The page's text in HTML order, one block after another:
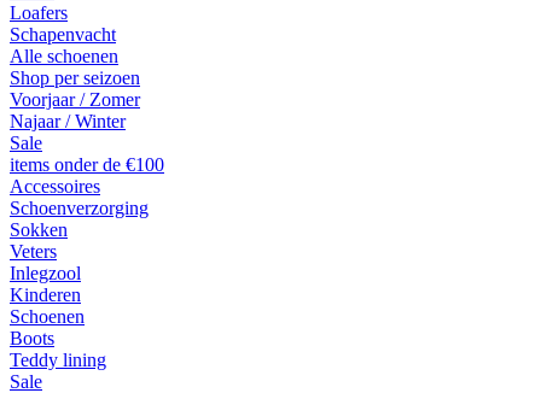
Loafers
Schapenvacht
Alle schoenen
Shop per seizoen
Voorjaar / Zomer
Najaar / Winter
Sale
items onder de €100
Accessoires
Schoenverzorging
Sokken
Veters
Inlegzool
Kinderen
Schoenen
Boots
Teddy lining
Sale